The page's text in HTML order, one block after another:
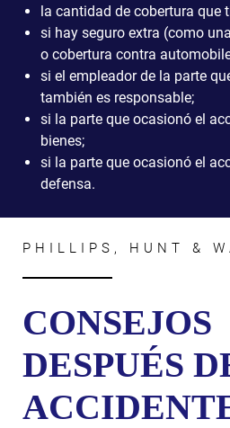
la cantidad de cobertura que
si hay seguro extra (como
o cobertura contra
si el empleador de la parte
también es responsable;
si la parte que ocasionó el
bienes;
si la parte que ocasionó el
defensa.
PHILLIPS, HUNT &
CONSEJOS
DESPUÉS